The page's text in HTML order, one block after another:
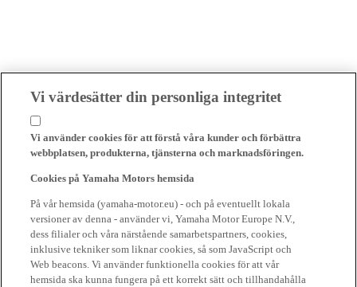
Vi värdesätter din personliga integritet
Vi använder cookies för att förstå våra kunder och förbättra
webbplatsen, produkterna, tjänsterna och marknadsföringen.
Cookies på Yamaha Motors hemsida
På vår hemsida (yamaha-motor.eu) - och på eventuellt lokala
versioner av denna - använder vi, Yamaha Motor Europe N.V.,
dess filialer och våra närstående samarbetspartners, cookies,
inklusive tekniker som liknar cookies, så som JavaScript och
Web beacons. Vi använder funktionella cookies för att vår
hemsida ska kunna fungera på ett korrekt sätt och tillhandahålla